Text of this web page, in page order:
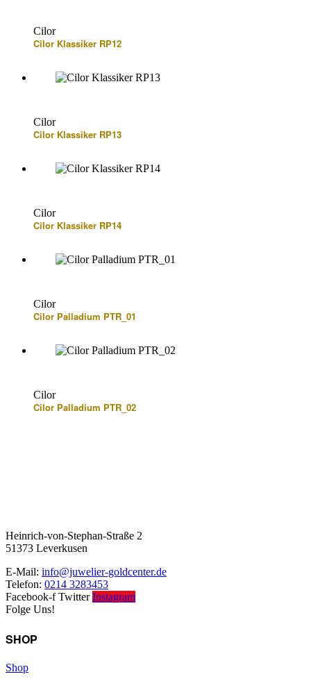
Cilor
Cilor Klassiker RP12
Cilor
Cilor Klassiker RP13
Cilor
Cilor Klassiker RP14
Cilor
Cilor Palladium PTR_01
Cilor
Cilor Palladium PTR_02
Heinrich-von-Stephan-Straße 2
51373 Leverkusen
E-Mail: info@juwelier-goldcenter.de
Telefon: 0214 3283453
Facebook-f Twitter Instagram
Folge Uns!
SHOP
Shop